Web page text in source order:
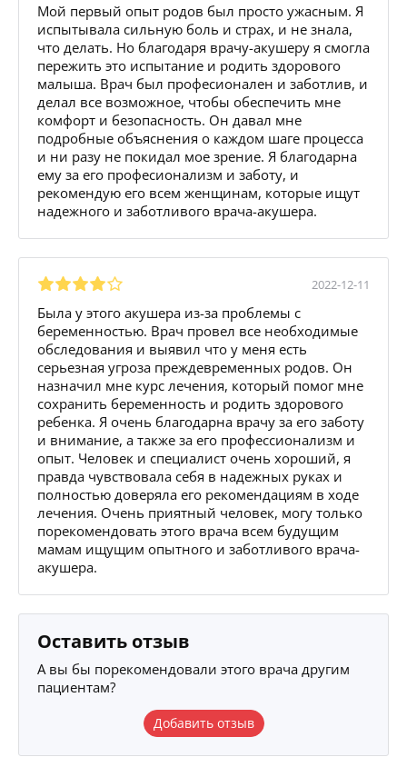
Мой первый опыт родов был просто ужасным. Я
испытывала сильную боль и страх, и не знала,
что делать. Но благодаря врачу-акушеру я смогла
пережить это испытание и родить здорового
малыша. Врач был професионален и заботлив, и
делал все возможное, чтобы обеспечить мне
комфорт и безопасность. Он давал мне
подробные объяснения о каждом шаге процесса
и ни разу не покидал мое зрение. Я благодарна
ему за его професионализм и заботу, и
рекомендую его всем женщинам, которые ищут
надежного и заботливого врача-акушера.
2022-12-11
Была у этого акушера из-за проблемы с
беременностью. Врач провел все необходимые
обследования и выявил что у меня есть
серьезная угроза преждевременных родов. Он
назначил мне курс лечения, который помог мне
сохранить беременность и родить здорового
ребенка. Я очень благодарна врачу за его заботу
и внимание, а также за его профессионализм и
опыт. Человек и специалист очень хороший, я
правда чувствовала себя в надежных руках и
полностью доверяла его рекомендациям в ходе
лечения. Очень приятный человек, могу только
порекомендовать этого врача всем будущим
мамам ищущим опытного и заботливого врача-
акушера.
Оставить отзыв
А вы бы порекомендовали этого врача другим
пациентам?
Добавить отзыв